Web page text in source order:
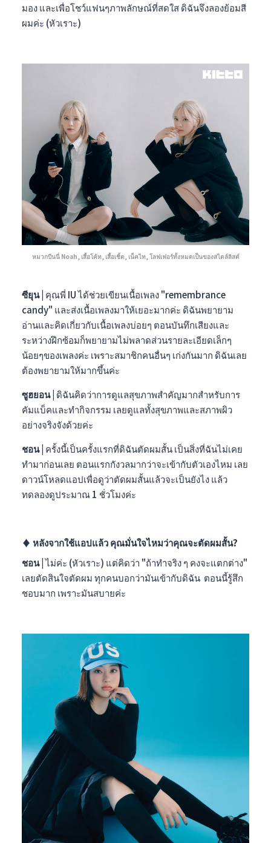
มอง และเพื่อโชว์แฟนๆภาพลักษณ์ที่สดใส ดิฉันจึงลองย้อมสี
ผมค่ะ (หัวเราะ)
หมวกบีนนี่ Noah, เสื้อโค้ท, เสื้อเชิ้ต, เน็คไท, โลฟเฟอร์ทั้งหมดเป็นของสไตล์ลิสต์
ซียุน | คุณพี่ IU ได้ช่วยเขียนเนื้อเพลง "remembrance
candy" และส่งเนื้อเพลงมาให้เยอะมากค่ะ ดิฉันพยายาม
อ่านและคิดเกี่ยวกับเนื้อเพลงบ่อยๆ ตอนบันทึกเสียงและ
ระหว่างฝึกซ้อมก็พยายามไม่พลาดส่วนรายละเอียดเล็กๆ
น้อยๆของเพลงค่ะ เพราะสมาชิกคนอื่นๆ เก่งกันมาก ดิฉันเลย
ต้องพยายามให้มากขึ้นค่ะ
ซูฮยอน | ดิฉันคิดว่าการดูแลสุขภาพสำคัญมากสำหรับการ
คัมแบ็คและทำกิจกรรม เลยดูแลทั้งสุขภาพและสภาพผิว
อย่างจริงจังด้วยค่ะ
ชอน | ครั้งนี้เป็นครั้งแรกที่ดิฉันตัดผมสั้น เป็นสิ่งที่ฉันไม่เคย
ทำมาก่อนเลย ตอนแรกกังวลมากว่าจะเข้ากับตัวเองไหม เลย
ดาวน์โหลดแอปเพื่อดูว่าตัดผมสั้นแล้วจะเป็นยังไง แล้ว
ทดลองดูประมาณ 1 ชั่วโมงค่ะ
♦︎ หลังจากใช้แอปแล้ว คุณมั่นใจไหมว่าคุณจะตัดผมสั้น?
ชอน |ไม่ค่ะ (หัวเราะ) แต่คิดว่า "ถ้าทำจริง ๆ คงจะแตกต่าง"
เลยตัดสินใจตัดผม ทุกคนบอกว่ามันเข้ากับดิฉัน ตอนนี้รู้สึก
ชอบมาก เพราะมันสบายค่ะ